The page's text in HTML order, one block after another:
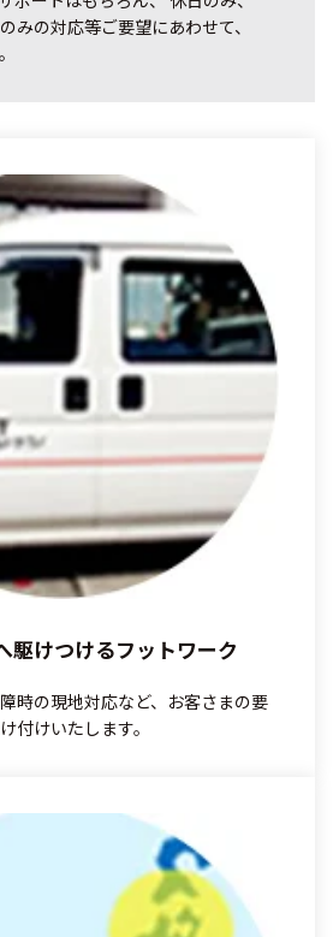
みの対応等ご要望にあわせて、
駆けつけるフットワーク
時の現地対応など、お客さまの要
付けいたします。